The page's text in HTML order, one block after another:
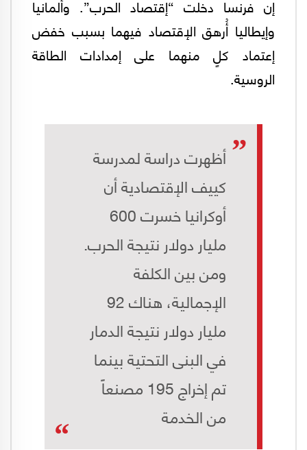
إن فرنسا دخلت “إقتصاد الحرب”. وألمانيا
وإيطاليا أُرهق الإقتصاد فيهما بسبب خفض
إعتماد كلٍ منهما على إمدادات الطاقة
الروسية.
أظهرت دراسة لمدرسة
كييف الإقتصادية أن
أوكرانيا خسرت 600
مليار دولار نتيجة الحرب.
ومن بين الكلفة
الإجمالية، هناك 92
مليار دولار نتيجة الدمار
في البنى التحتية بينما
تم إخراج 195 مصنعاً
من الخدمة